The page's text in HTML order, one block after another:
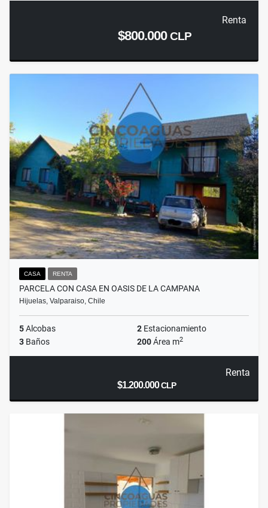
Renta
$800.000CLP
CASA RENTA
PARCELA CON CASA EN OASIS DE LA CAMPANA
Hijuelas, Valparaiso, Chile
5Alcobas 2 Estacionamiento
3 Baños 200Área m2
Renta
$1.200.000CLP